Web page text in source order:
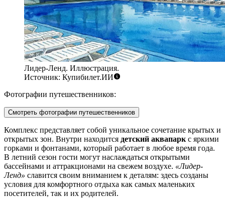
Лидер-Ленд. Иллюстрация.
Источник: Купибилет.ИИ
Фотографии путешественников:
Смотреть фотографии путешественников
Комплекс представляет собой уникальное сочетание крытых и
открытых зон. Внутри находится детский аквапарк с яркими
горками и фонтанами, который работает в любое время года.
В летний сезон гости могут наслаждаться открытыми
бассейнами и аттракционами на свежем воздухе. «Лидер-
Ленд» славится своим вниманием к деталям: здесь созданы
условия для комфортного отдыха как самых маленьких
посетителей, так и их родителей.